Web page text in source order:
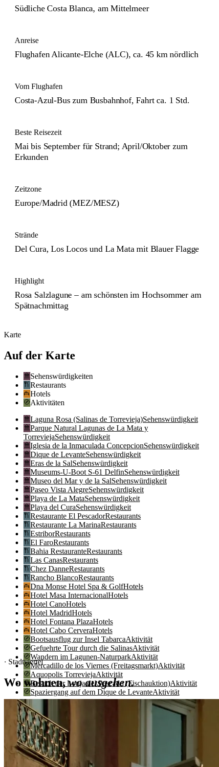
Südliche Costa Blanca, am Mittelmeer
Anreise
Flughafen Alicante-Elche (ALC), ca. 45 km nördlich
Vom Flughafen
Costa-Azul-Bus zum Busbahnhof, Fahrt ca. 1 Std.
Beste Reisezeit
Mai bis September für Strand; April/Oktober zum
Erkunden
Zeitzone
Europe/Madrid (MEZ/MESZ)
Strände
Del Cura, Los Locos und La Mata mit Blauer Flagge
Highlight
Rosa Salzlagune – am schönsten im Hochsommer am
Spätnachmittag
Karte
Auf der Karte
Sehenswürdigkeiten
Restaurants
Hotels
Aktivitäten
Laguna Rosa (Salinas de Torrevieja)Sehenswürdigkeit
Parque Natural Lagunas de La Mata y
TorreviejaSehenswürdigkeit
Iglesia de la Inmaculada ConcepcionSehenswürdigkeit
Dique de LevanteSehenswürdigkeit
Eras de la SalSehenswürdigkeit
Museums-U-Boot S-61 DelfinSehenswürdigkeit
Museo del Mar y de la SalSehenswürdigkeit
Paseo Vista AlegreSehenswürdigkeit
Playa de La MataSehenswürdigkeit
Playa del CuraSehenswürdigkeit
Restaurante El PescadorRestaurants
Restaurante La MarinaRestaurants
EstriborRestaurants
El FaroRestaurants
Bahia RestauranteRestaurants
Las CanasRestaurants
Chez DanneRestaurants
Rancho BlancoRestaurants
Dna Monse Hotel Spa & GolfHotels
Hotel Masa InternacionalHotels
Hotel CanoHotels
Hotel MadridHotels
Hotel Fontana PlazaHotels
Hotel Cabo CerveraHotels
Bootsausflug zur Insel TabarcaAktivität
Gefuehrte Tour durch die SalinasAktivität
Wandern im Lagunen-NaturparkAktivität
Mercadillo de los Viernes (Freitagsmarkt)Aktivität
Aquopolis TorreviejaAktivität
Besuch der Lonja del Pescado (Fischauktion)Aktivität
Spaziergang auf dem Dique de LevanteAktivität
· Stadtviertel
Wo wohnen, wo ausgehen.